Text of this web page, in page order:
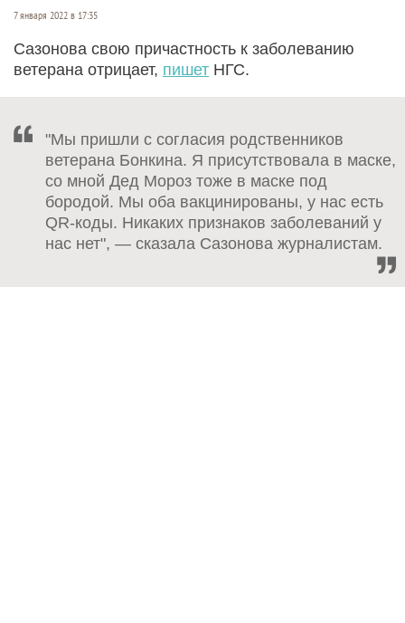
7 января 2022 в 17:35
Сазонова свою причастность к заболеванию
ветерана отрицает, пишет НГС.
"Мы пришли с согласия родственников
ветерана Бонкина. Я присутствовала в маске,
со мной Дед Мороз тоже в маске под
бородой. Мы оба вакцинированы, у нас есть
QR-коды. Никаких признаков заболеваний у
нас нет", — сказала Сазонова журналистам.